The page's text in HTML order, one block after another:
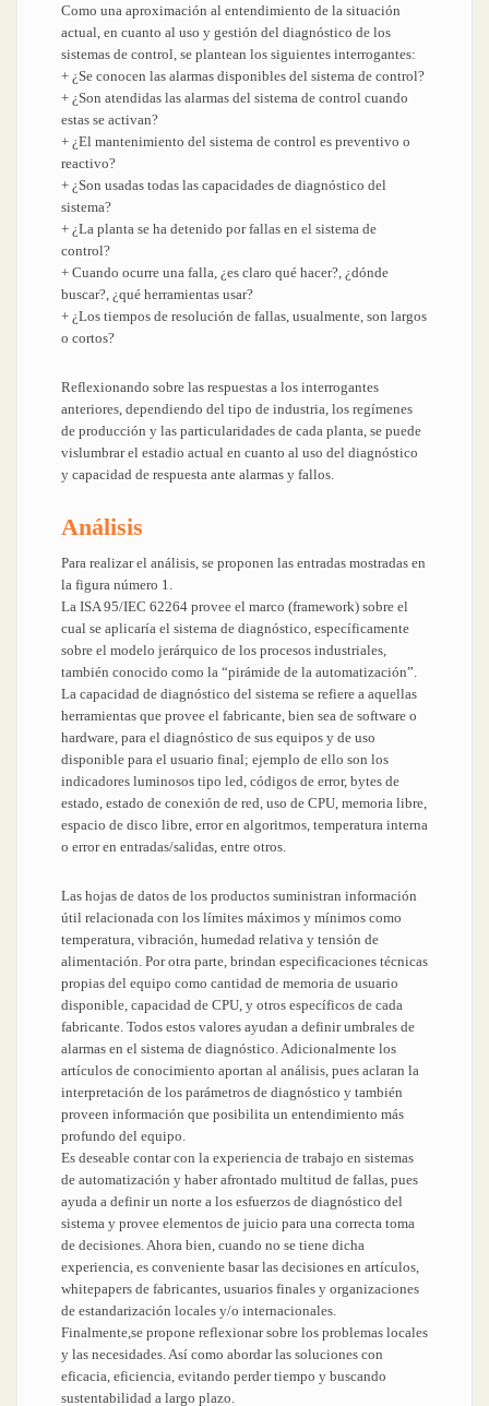
Como una aproximación al entendimiento de la situación
actual, en cuanto al uso y gestión del diagnóstico de los
sistemas de control, se plantean los siguientes interrogantes:
+ ¿Se conocen las alarmas disponibles del sistema de control?
+ ¿Son atendidas las alarmas del sistema de control cuando
estas se activan?
+ ¿El mantenimiento del sistema de control es preventivo o
reactivo?
+ ¿Son usadas todas las capacidades de diagnóstico del
sistema?
+ ¿La planta se ha detenido por fallas en el sistema de
control?
+ Cuando ocurre una falla, ¿es claro qué hacer?, ¿dónde
buscar?, ¿qué herramientas usar?
+ ¿Los tiempos de resolución de fallas, usualmente, son largos
o cortos?
Reflexionando sobre las respuestas a los interrogantes
anteriores, dependiendo del tipo de industria, los regímenes
de producción y las particularidades de cada planta, se puede
vislumbrar el estadio actual en cuanto al uso del diagnóstico
y capacidad de respuesta ante alarmas y fallos.
Análisis
Para realizar el análisis, se proponen las entradas mostradas en
la figura número 1.
La ISA 95/IEC 62264 provee el marco (framework) sobre el
cual se aplicaría el sistema de diagnóstico, específicamente
sobre el modelo jerárquico de los procesos industriales,
también conocido como la “pirámide de la automatización”.
La capacidad de diagnóstico del sistema se refiere a aquellas
herramientas que provee el fabricante, bien sea de software o
hardware, para el diagnóstico de sus equipos y de uso
disponible para el usuario final; ejemplo de ello son los
indicadores luminosos tipo led, códigos de error, bytes de
estado, estado de conexión de red, uso de CPU, memoria libre,
espacio de disco libre, error en algoritmos, temperatura interna
o error en entradas/salidas, entre otros.
Las hojas de datos de los productos suministran información
útil relacionada con los límites máximos y mínimos como
temperatura, vibración, humedad relativa y tensión de
alimentación. Por otra parte, brindan especificaciones técnicas
propias del equipo como cantidad de memoria de usuario
disponible, capacidad de CPU, y otros específicos de cada
fabricante. Todos estos valores ayudan a definir umbrales de
alarmas en el sistema de diagnóstico. Adicionalmente los
artículos de conocimiento aportan al análisis, pues aclaran la
interpretación de los parámetros de diagnóstico y también
proveen información que posibilita un entendimiento más
profundo del equipo.
Es deseable contar con la experiencia de trabajo en sistemas
de automatización y haber afrontado multitud de fallas, pues
ayuda a definir un norte a los esfuerzos de diagnóstico del
sistema y provee elementos de juicio para una correcta toma
de decisiones. Ahora bien, cuando no se tiene dicha
experiencia, es conveniente basar las decisiones en artículos,
whitepapers de fabricantes, usuarios finales y organizaciones
de estandarización locales y/o internacionales.
Finalmente,se propone reflexionar sobre los problemas locales
y las necesidades. Así como abordar las soluciones con
eficacia, eficiencia, evitando perder tiempo y buscando
sustentabilidad a largo plazo.